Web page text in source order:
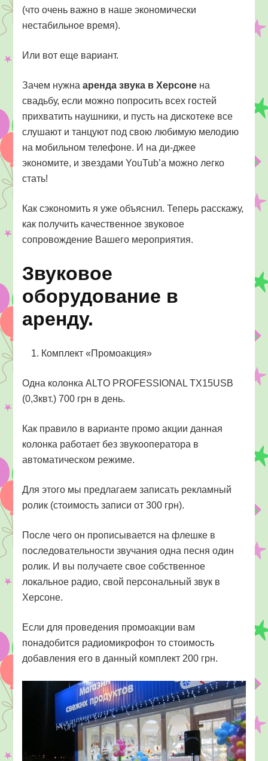
(что очень важно в наше экономически
нестабильное время).
Или вот еще вариант.
Зачем нужнааренда звука в Херсоне на
свадьбу, если можно попросить всех гостей
прихватить наушники, и пусть на дискотеке все
слушают и танцуют под свою любимую мелодию
на мобильном телефоне. И на ди-джее
экономите, и звездами YouTub’а можно легко
стать!
Как сэкономить я уже объяснил. Теперь расскажу,
как получить качественное звуковое
сопровождение Вашего мероприятия.
Звуковое
оборудование в
аренду.
Комплект «Промоакция»
Одна колонка ALTO PROFESSIONAL TX15USB
(0,3квт.) 700 грн в день.
Как правило в варианте промо акции данная
колонка работает без звукооператора в
автоматическом режиме.
Для этого мы предлагаем записать рекламный
ролик (стоимость записи от 300 грн).
После чего он прописывается на флешке в
последовательности звучания одна песня один
ролик. И вы получаете свое собственное
локальное радио, свой персональный звук в
Херсоне.
Если для проведения промоакции вам
понадобится радиомикрофон то стоимость
добавления его в данный комплект 200 грн.